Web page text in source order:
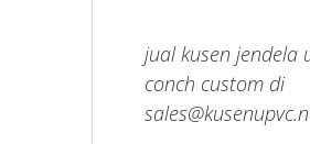
jual kusen jendela
conch custom di